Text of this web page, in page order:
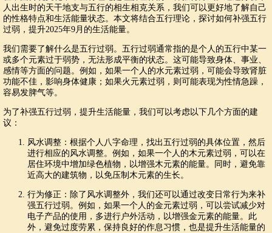
人出生时的天干地支与五行的相生相克关系，我们可以更好地了解自己
的性格特点和生活能量状态。本文将结合五行理论，探讨如何补强五行
过弱，提升2025年9月的生活能量。
我们需要了解什么是五行过弱。五行过弱通常指的是个人的五行中某一
或多个元素过于弱势，无法形成平衡的状态。这可能导致身体、事业、
感情等方面的问题。例如，如果一个人的水元素过弱，可能会导致肾脏
功能不佳，影响身体健康；如果火元素过弱，则可能表现为性情急躁，
容易发脾气等。
为了补强五行过弱，提升生活能量，我们可以考虑以下几个方面的建
议：
风水调整：根据个人八字命理，找出五行过弱的具体位置，然后
进行相应的风水调整。例如，如果一个人的木元素过弱，可以在
居住环境中增加绿色植物，以增强木元素的能量。同时，避免靠
近高大的建筑物，以免压制木元素的生长。
行为修正：除了风水调整外，我们还可以通过改变日常行为来补
强五行过弱。例如，如果一个人的金元素过弱，可以尝试减少对
电子产品的使用，多进行户外活动，以增强金元素的能量。此
外，避免过度劳累，保持良好的作息习惯，也是提升生活能量的